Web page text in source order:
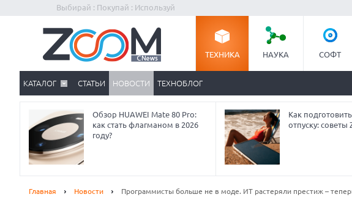
Выбирай : Покупай : Используй
ТЕХНИКА НАУКА СОФТ
КАТАЛОГ СТАТЬИ НОВОСТИ ТЕХНОБЛОГ
Обзор HUAWEI Mate 80 Pro:
как стать флагманом в 2026
году?
Как
отпуску: советы
Главная Новости Программисты больше не в моде. ИТ растеряли престиж –